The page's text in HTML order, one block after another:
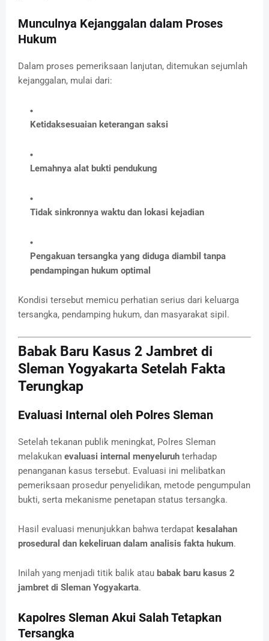
Munculnya Kejanggalan dalam Proses
Hukum
Dalam proses pemeriksaan lanjutan, ditemukan sejumlah
kejanggalan, mulai dari:
Ketidaksesuaian keterangan saksi
Lemahnya alat bukti pendukung
Tidak sinkronnya waktu dan lokasi kejadian
Pengakuan tersangka yang diduga diambil tanpa
pendampingan hukum optimal
Kondisi tersebut memicu perhatian serius dari keluarga
tersangka, pendamping hukum, dan masyarakat sipil.
Babak Baru Kasus 2 Jambret di
Sleman Yogyakarta Setelah Fakta
Terungkap
Evaluasi Internal oleh Polres Sleman
Setelah tekanan publik meningkat, Polres Sleman
melakukan evaluasi internal menyeluruh terhadap
penanganan kasus tersebut. Evaluasi ini melibatkan
pemeriksaan prosedur penyelidikan, metode pengumpulan
bukti, serta mekanisme penetapan status tersangka.
Hasil evaluasi menunjukkan bahwa terdapat kesalahan
prosedural dan kekeliruan dalam analisis fakta hukum.
Inilah yang menjadi titik balik atau babak baru kasus 2
jambret di Sleman Yogyakarta.
Kapolres Sleman Akui Salah Tetapkan
Tersangka